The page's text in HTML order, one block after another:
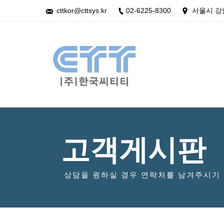
cttkor@cttsys.kr 02-6225-8300 서울시 강
고객게시판
상담을 원하실 경우 연락처를 남겨주시기